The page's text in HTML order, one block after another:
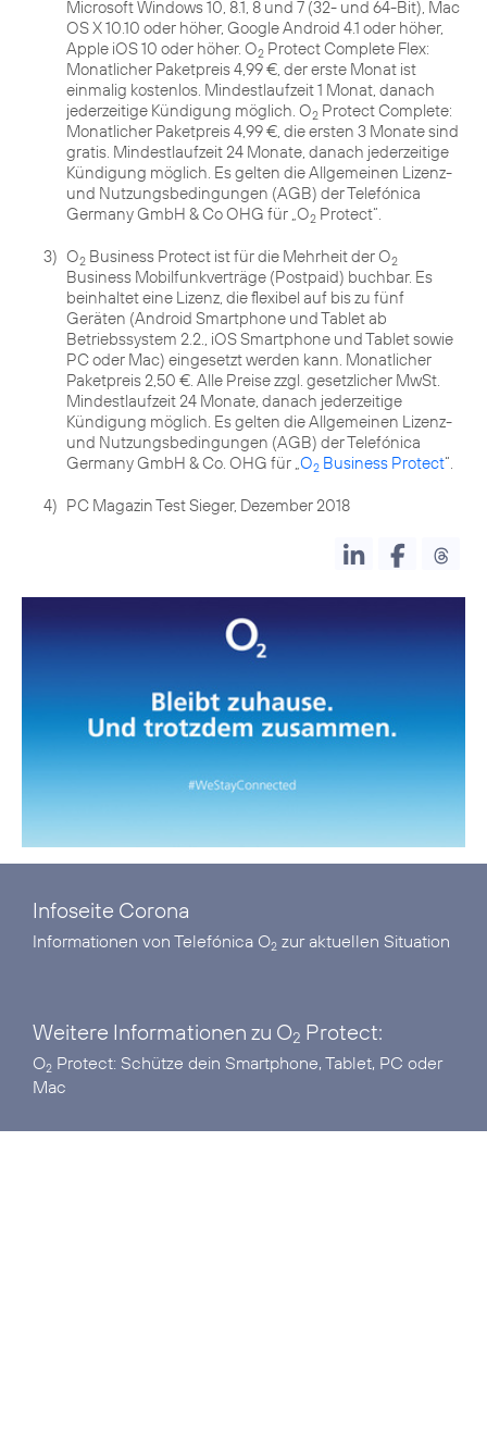
Microsoft Windows 10, 8.1, 8 und 7 (32- und 64-Bit), Mac
OS X 10.10 oder höher, Google Android 4.1 oder höher,
Apple iOS 10 oder höher. O2 Protect Complete Flex:
Monatlicher Paketpreis 4,99 €, der erste Monat ist
einmalig kostenlos. Mindestlaufzeit 1 Monat, danach
jederzeitige Kündigung möglich. O2 Protect Complete:
Monatlicher Paketpreis 4,99 €, die ersten 3 Monate sind
gratis. Mindestlaufzeit 24 Monate, danach jederzeitige
Kündigung möglich. Es gelten die Allgemeinen Lizenz-
und Nutzungsbedingungen (AGB) der Telefónica
Germany GmbH & Co OHG für „O2
3) O2 Business Protect ist für die Mehrheit der O2
Business Mobilfunkverträge (Postpaid) buchbar. Es
beinhaltet eine Lizenz, die flexibel auf bis zu fünf
Geräten (Android Smartphone und Tablet ab
Betriebssystem 2.2., iOS Smartphone und Tablet sowie
PC oder Mac) eingesetzt werden kann. Monatlicher
Paketpreis 2,50 €. Alle Preise zzgl. gesetzlicher MwSt.
Mindestlaufzeit 24 Monate, danach jederzeitige
Kündigung möglich. Es gelten die Allgemeinen Lizenz-
und Nutzungsbedingungen (AGB) der Telefónica
Germany GmbH & Co. OHG für „O2 Business Protect“.
4) PC Magazin Test Sieger, Dezember 2018
Infoseite Corona
Informationen von Telefónica O2 zur aktuellen Situation
Weitere Informationen zu O2 Protect:
O2 Protect: Schütze dein Smartphone, Tablet, PC oder